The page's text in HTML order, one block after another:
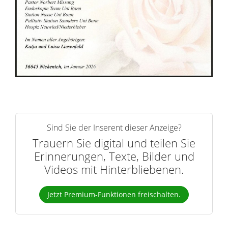
Sind Sie der Inserent dieser Anzeige?
Trauern Sie digital und teilen Sie
Erinnerungen, Texte, Bilder und
Videos mit Hinterbliebenen.
Jetzt Premium-Funktionen freischalten.